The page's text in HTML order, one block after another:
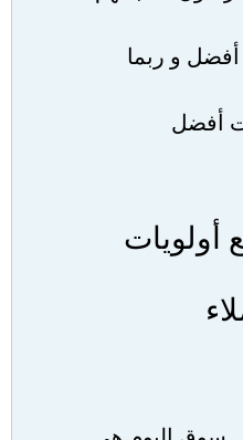
أفضل و ربما
أفضل
أولويات